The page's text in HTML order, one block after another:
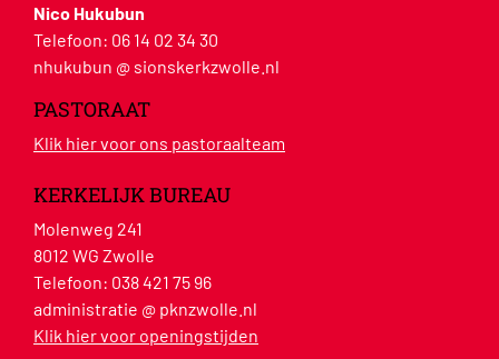
Nico Hukubun
Telefoon: 06 14 02 34 30
nhukubun @ sionskerkzwolle.nl
PASTORAAT
Klik hier voor ons pastoraalteam
KERKELIJK BUREAU
Molenweg 241
8012 WG Zwolle
Telefoon: 038 421 75 96
administratie @ pknzwolle.nl
Klik hier voor openingstijden